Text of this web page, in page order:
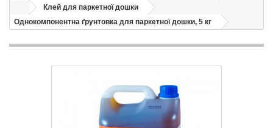
Клей для паркетної дошки
Однокомпонентна ґрунтовка для паркетної дошки, 5 кг